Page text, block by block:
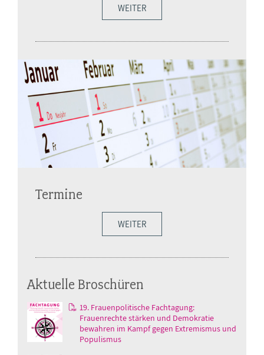
WEITER
Termine
WEITER
Aktuelle Broschüren
19. Frauenpolitische Fachtagung:
Frauenrechte stärken und Demokratie
bewahren im Kampf gegen Extremismus und
Populismus